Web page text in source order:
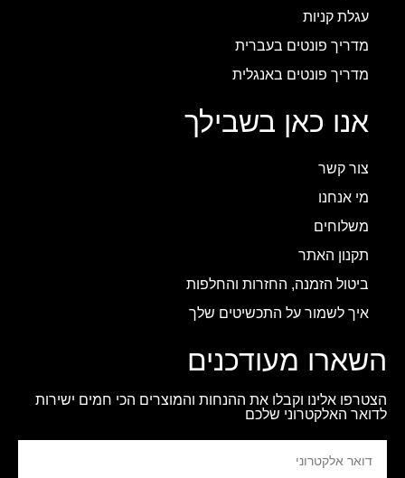
עגלת קניות
מדריך פונטים בעברית
מדריך פונטים באנגלית
אנו כאן בשבילך
צור קשר
מי אנחנו
משלוחים
תקנון האתר
ביטול הזמנה, החזרות והחלפות
איך לשמור על התכשיטים שלך
השארו מעודכנים
הצטרפו אלינו וקבלו את ההנחות והמוצרים הכי חמים ישירות
לדואר האלקטרוני שלכם